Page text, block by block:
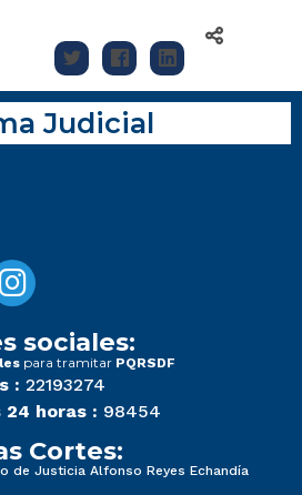
Judicial
sociales:
para tramitar PQRSDF
: 22193274
horas : 98454
Cortes:
de Justicia Alfonso Reyes Echandía